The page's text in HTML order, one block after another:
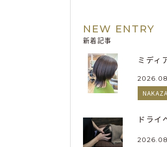
NEW ENTRY
新着記事
ミディ
ドライ